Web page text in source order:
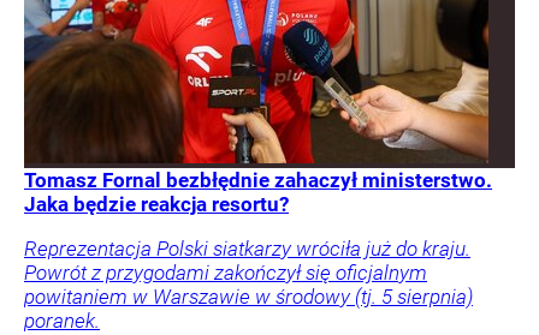
Tomasz Fornal bezbłędnie zahaczył ministerstwo.
Jaka będzie reakcja resortu?
Reprezentacja Polski siatkarzy wróciła już do kraju.
Powrót z przygodami zakończył się oficjalnym
powitaniem w Warszawie w środowy (tj. 5 sierpnia)
poranek.